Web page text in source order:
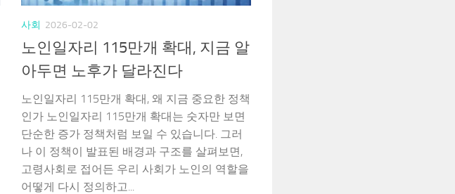
사회 2026-02-02
노인일자리 115만개 확대, 지금 알
아두면 노후가 달라진다
노인일자리 115만개 확대, 왜 지금 중요한 정책
인가 노인일자리 115만개 확대는 숫자만 보면
단순한 증가 정책처럼 보일 수 있습니다. 그러
나 이 정책이 발표된 배경과 구조를 살펴보면,
고령사회로 접어든 우리 사회가 노인의 역할을
어떻게 다시 정의하고...